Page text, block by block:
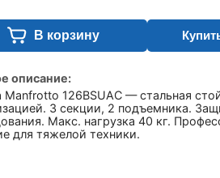
В корзину
описание:
Manfrotto 126BSUAC — стальная
3 секции, 2 подъемника.
Макс. нагрузка 40 кг.
для тяжелой техники.